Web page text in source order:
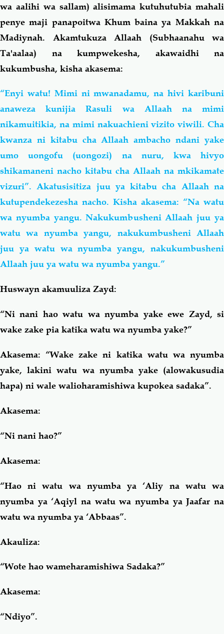
wa aalihi wa sallam) alisimama kutuhutubia mahali
penye maji panapoitwa Khum baina ya Makkah na
Madiynah. Akamtukuza Allaah (Subhaanahu wa
Ta'aalaa) na kumpwekesha, akawaidhi na
kukumbusha, kisha akasema:
“Enyi watu! Mimi ni mwanadamu, na hivi karibuni
anaweza kunijia Rasuli wa Allaah na mimi
nikamuitikia, na mimi nakuachieni vizito viwili. Cha
kwanza ni kitabu cha Allaah ambacho ndani yake
umo uongofu (uongozi) na nuru, kwa hivyo
shikamaneni nacho kitabu cha Allaah na mkikamate
vizuri”. Akatusisitiza juu ya kitabu cha Allaah na
kutupendekezesha nacho. Kisha akasema: “Na watu
wa nyumba yangu. Nakukumbusheni Allaah juu ya
watu wa nyumba yangu, nakukumbusheni Allaah
juu ya watu wa nyumba yangu, nakukumbusheni
Allaah juu ya watu wa nyumba yangu.”
Huswayn akamuuliza Zayd:
“Ni nani hao watu wa nyumba yake ewe Zayd, si
wake zake pia katika watu wa nyumba yake?”
Akasema: “Wake zake ni katika watu wa nyumba
yake, lakini watu wa nyumba yake (alowakusudia
hapa) ni wale walioharamishiwa kupokea sadaka”.
Akasema:
“Ni nani hao?”
Akasema:
“Hao ni watu wa nyumba ya ‘Aliy na watu wa
nyumba ya ‘Aqiyl na watu wa nyumba ya Jaafar na
watu wa nyumba ya ‘Abbaas”.
Akauliza:
“Wote hao wameharamishiwa Sadaka?”
Akasema:
“Ndiyo”.